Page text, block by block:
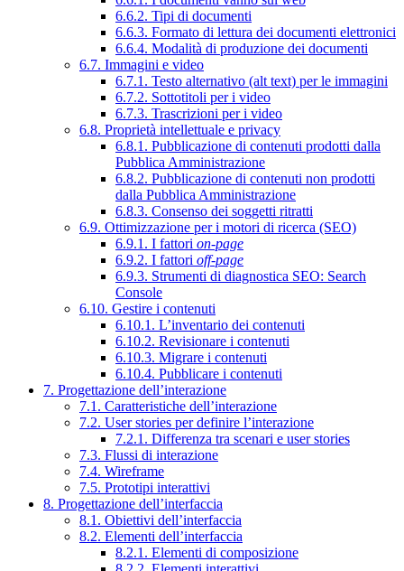
6.6.2. Tipi di documenti
6.6.3. Formato di lettura dei documenti elettronici
6.6.4. Modalità di produzione dei documenti
6.7. Immagini e video
6.7.1. Testo alternativo (alt text) per le immagini
6.7.2. Sottotitoli per i video
6.7.3. Trascrizioni per i video
6.8. Proprietà intellettuale e privacy
6.8.1. Pubblicazione di contenuti prodotti dalla
Pubblica Amministrazione
6.8.2. Pubblicazione di contenuti non prodotti
dalla Pubblica Amministrazione
6.8.3. Consenso dei soggetti ritratti
6.9. Ottimizzazione per i motori di ricerca (SEO)
6.9.1. I fattori on-page
6.9.2. I fattori off-page
6.9.3. Strumenti di diagnostica SEO: Search
Console
6.10. Gestire i contenuti
6.10.1. L’inventario dei contenuti
6.10.2. Revisionare i contenuti
6.10.3. Migrare i contenuti
6.10.4. Pubblicare i contenuti
7. Progettazione dell’interazione
7.1. Caratteristiche dell’interazione
7.2. User stories per definire l’interazione
7.2.1. Differenza tra scenari e user stories
7.3. Flussi di interazione
7.4. Wireframe
7.5. Prototipi interattivi
8. Progettazione dell’interfaccia
8.1. Obiettivi dell’interfaccia
8.2. Elementi dell’interfaccia
8.2.1. Elementi di composizione